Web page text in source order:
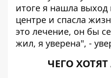
итоге я нашла
центре и спасла
это лечение, он бы
жил, я уверена", -
ЧЕГО